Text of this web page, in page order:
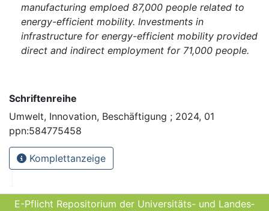
manufacturing emploed 87,000 people related to
energy-efficient mobility. Investments in
infrastructure for energy-efficient mobility provided
direct and indirect employment for 71,000 people.
Schriftenreihe
Umwelt, Innovation, Beschäftigung ; 2024, 01
ppn:584775458
Komplettanzeige
E-Pflicht Repositorium der Universitäts- und Landes­